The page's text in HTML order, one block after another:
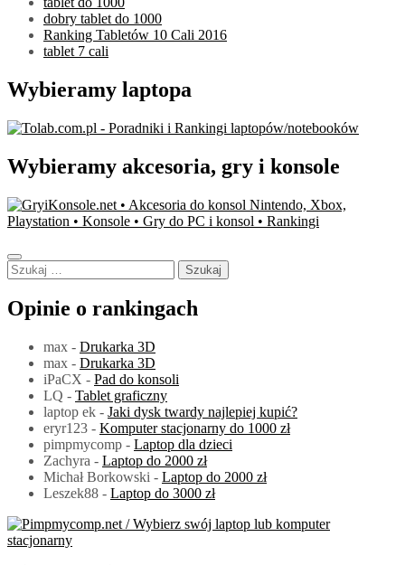
dobry tablet do 1000
Ranking Tabletów 10 Cali 2016
tablet 7 cali
Wybieramy laptopa
Wybieramy akcesoria, gry i konsole
Szukaj:
Opinie o rankingach
max - Drukarka 3D
max - Drukarka 3D
iPaCX - Pad do konsoli
LQ - Tablet graficzny
laptop ek - Jaki dysk twardy najlepiej kupić?
eryr123 - Komputer stacjonarny do 1000 zł
pimpmycomp - Laptop dla dzieci
Zachyra - Laptop do 2000 zł
Michał Borkowski - Laptop do 2000 zł
Leszek88 - Laptop do 3000 zł